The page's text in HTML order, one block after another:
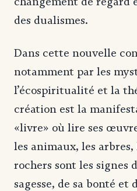
des dualismes.
Dans cette nouvelle
notamment par les
l’écospiritualité et la
création est la
«livre» où lire ses
les animaux, les
rochers sont les signes
sagesse, de sa bonté et